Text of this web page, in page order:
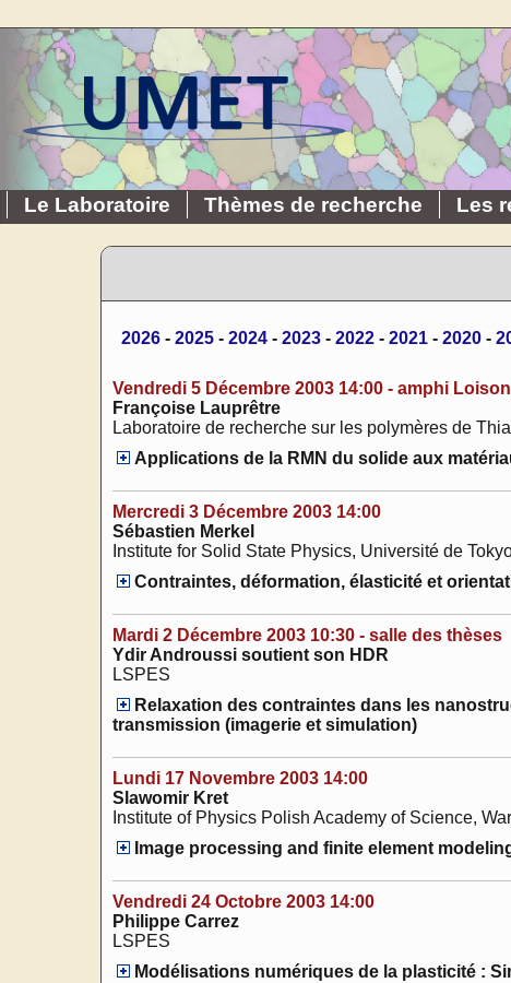
Le Laboratoire Thèmes de recherche Les
2026 - 2025 - 2024 - 2023 - 2022 - 2021 - 2020 -
Vendredi 5 Décembre 2003 14:00 - amphi
Françoise Lauprêtre
Laboratoire de recherche sur les polymères de
Applications de la RMN du solide aux
Mercredi 3 Décembre 2003 14:00
Sébastien Merkel
Institute for Solid State Physics, Université de
Contraintes, déformation, élasticité et
Mardi 2 Décembre 2003 10:30 - salle des thèses
Ydir Androussi soutient son HDR
LSPES
Relaxation des contraintes dans les
transmission (imagerie et simulation)
Lundi 17 Novembre 2003 14:00
Slawomir Kret
Institute of Physics Polish Academy of Science,
Image processing and finite element
Vendredi 24 Octobre 2003 14:00
Philippe Carrez
LSPES
Modélisations numériques de la plasticité :